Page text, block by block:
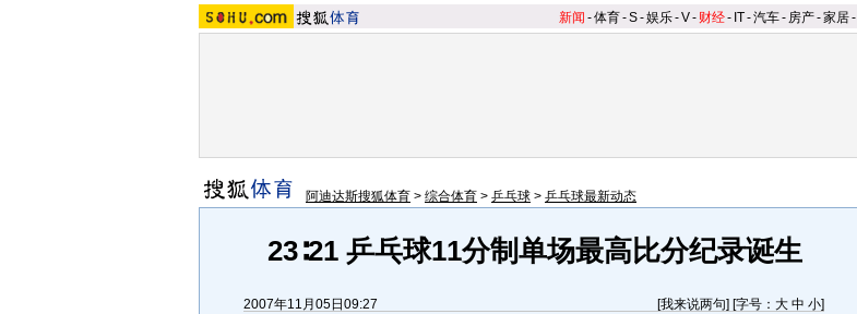
新闻 -体育-S-娱乐-V- 财经- IT-汽车- 房产-家居-
阿迪达斯搜狐体育 > 综合体育 > 乒乓球 > 乒乓球最新动态
23∶21 乒乓球11分制单场最高比分纪录诞生
2007年11月05日09:27 [我来说两句] [字号： 大 中 小]